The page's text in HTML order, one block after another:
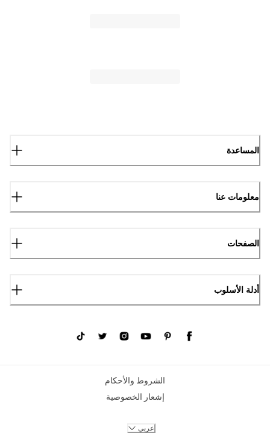
المساعدة
معلومات عنا
الصفحات
أدلة الأسلوب
الشروط والأحكام
إشعار الخصوصية
عربي